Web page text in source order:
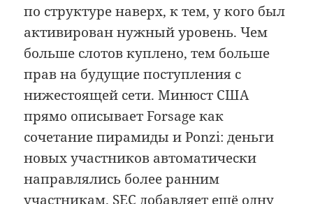
по структуре наверх, к тем, у кого был
активирован нужный уровень. Чем
больше слотов куплено, тем больше
прав на будущие поступления с
нижестоящей сети. Минюст США
прямо описывает Forsage как
сочетание пирамиды и Ponzi: деньги
новых участников автоматически
направлялись более ранним
участникам. SEC добавляет ещё одну